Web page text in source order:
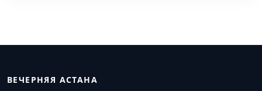
ВЕЧЕРНЯЯ АСТАНА